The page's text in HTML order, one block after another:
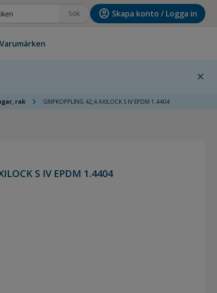
Sök account_circle Skapa konto / Logga in
Varumärken
close
rak chevron_right GRIPKOPPLING 42,4 AXILOCK S IV EPDM 1.4404
S IV EPDM 1.4404